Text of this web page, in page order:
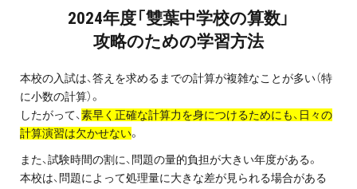
費用について
お申込みの流れ
よくある質問
採用情報
2024年度「雙葉中学校の算数」
攻略のための学習方法
本校の入試は、答えを求めるまでの計算が複雑なことが多い（特
に小数の計算）。
したがって、素早く正確な計算力を身につけるためにも、日々の
計算演習は欠かせない。
また、試験時間の割に、問題の量的負担が大きい年度がある。
本校は、問題によって処理量に大きな差が見られる場合がある